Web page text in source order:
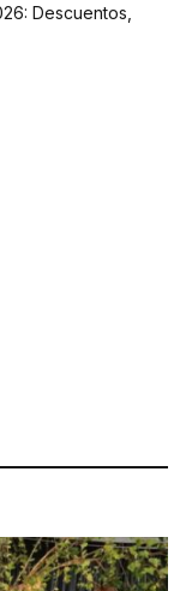
Descuentos,